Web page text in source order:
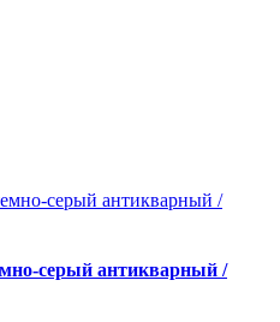
серый антикварный /